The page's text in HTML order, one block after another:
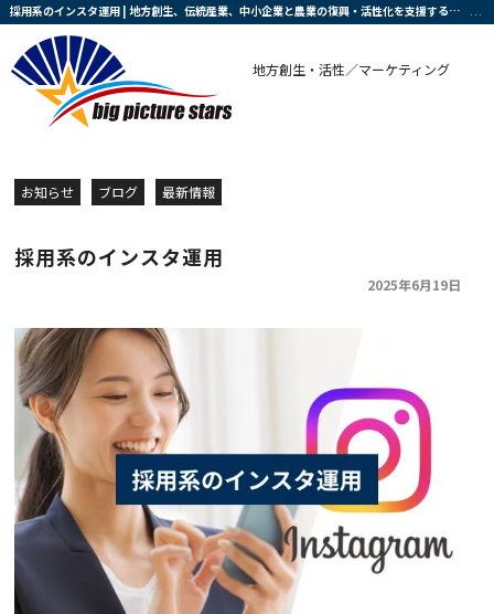
採用系のインスタ運用 | 地方創生、伝統産業、中小企業と農業の復興・活性化を支援する会社です
地方創生・活性／マーケティング
お知らせ ブログ 最新情報
採用系のインスタ運用
2025年6月19日